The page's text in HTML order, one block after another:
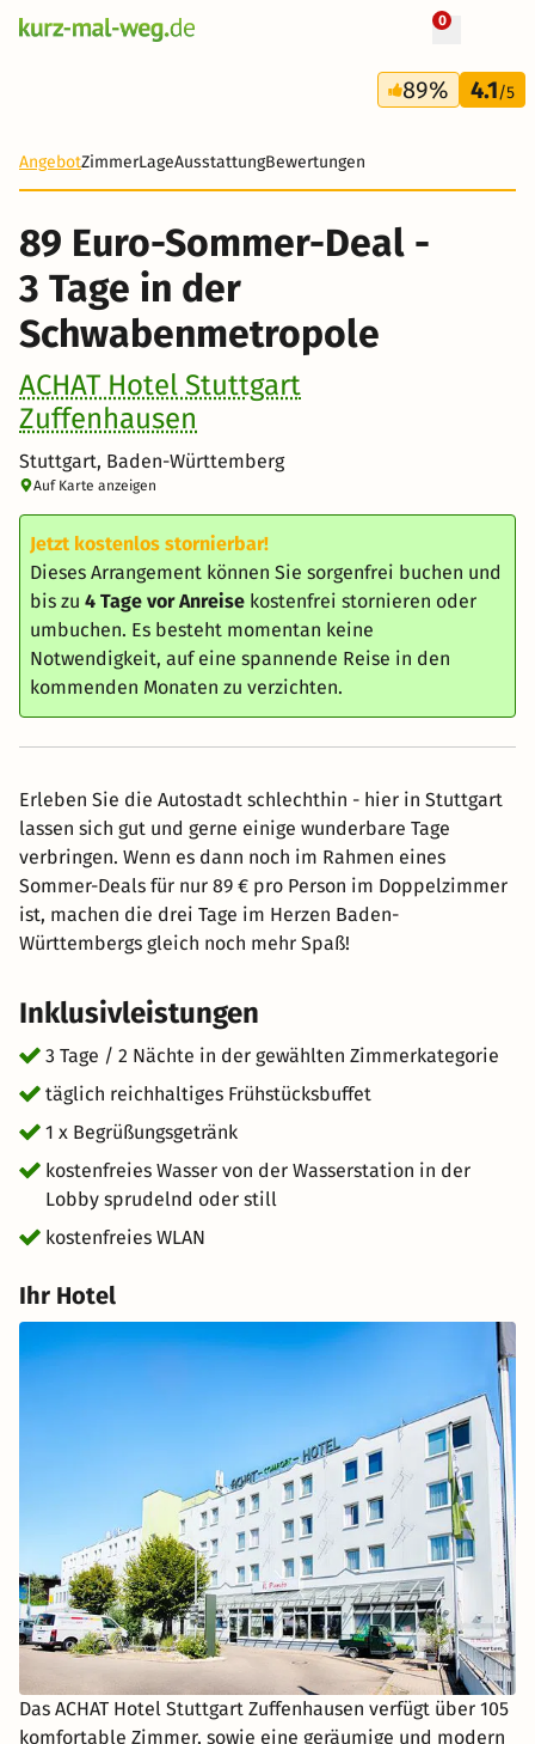
0
3 Tage
89 €
89% 4.1/5
AngebotZimmerLageAusstattungBewertungen
89 Euro-Sommer-Deal -
3 Tage in der
Schwabenmetropole
ACHAT Hotel Stuttgart
Zuffenhausen
Stuttgart, Baden-Württemberg
Auf Karte anzeigen
Jetzt kostenlos stornierbar!
Dieses Arrangement können Sie sorgenfrei buchen und
bis zu 4 Tage vor Anreise kostenfrei stornieren oder
umbuchen. Es besteht momentan keine
Notwendigkeit, auf eine spannende Reise in den
kommenden Monaten zu verzichten.
Erleben Sie die Autostadt schlechthin - hier in Stuttgart
lassen sich gut und gerne einige wunderbare Tage
verbringen. Wenn es dann noch im Rahmen eines
Sommer-Deals für nur 89 € pro Person im Doppelzimmer
ist, machen die drei Tage im Herzen Baden-
Württembergs gleich noch mehr Spaß!
Inklusivleistungen
3 Tage / 2 Nächte in der gewählten Zimmerkategorie
täglich reichhaltiges Frühstücksbuffet
1 x Begrüßungsgetränk
kostenfreies Wasser von der Wasserstation in der
Lobby sprudelnd oder still
kostenfreies WLAN
Ihr Hotel
Das ACHAT Hotel Stuttgart Zuffenhausen verfügt über 105
komfortable Zimmer, sowie eine geräumige und modern